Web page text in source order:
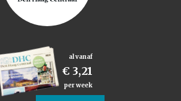
al vanaf
€ 3,21
per week